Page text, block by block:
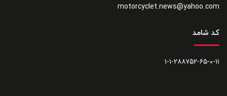
motorcyclet.news@yahoo.com
کد شامد
۱-۱-۲۸۸۷۵۲-۶۵-۰-۱۱